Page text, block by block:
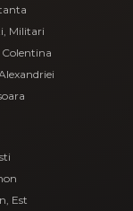
Militari
Est